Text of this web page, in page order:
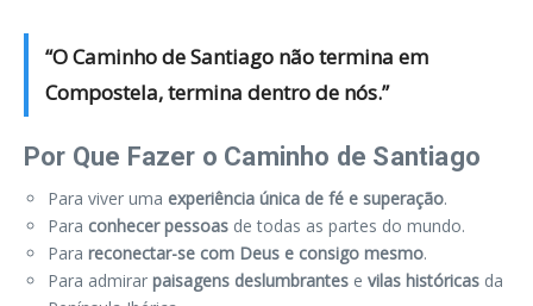
“O Caminho de Santiago não termina em
Compostela, termina dentro de nós.”
Por Que Fazer o Caminho de Santiago
Para viver uma experiência única de fé e superação.
Para conhecer pessoas de todas as partes do mundo.
Para reconectar-se com Deus e consigo mesmo.
Para admirar paisagens deslumbrantes e vilas históricas da